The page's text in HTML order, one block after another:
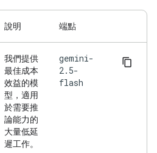
說明 端點
我們提供
最佳成本
效益的模
型，適用
於需要推
論能力的
大量低延
遲工作。
gemini-
2.5-
flash